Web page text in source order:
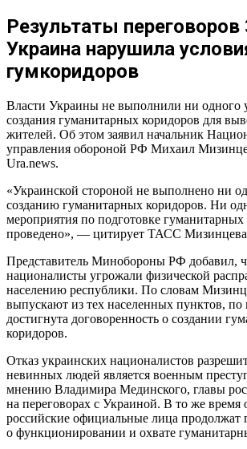
Результаты
Украина нарушила
гумкоридоров
Власти Украины не выполнили ни одного
создания гуманитарных коридоров для
жителей. Об этом заявил начальник
управления обороной РФ Михаил
Ura.news.
«Украинской стороной не выполнено ни
созданию гуманитарных коридоров. Ни
мероприятия по подготовке
проведено», — цитирует ТАСС
Представитель Минобороны РФ добавил,
националисты угрожали физической
населению республики. По словам
выпускают из тех населенных пунктов,
достигнута договоренность о создании
коридоров.
Отказ украинских националистов
невинных людей является военным
мнению Владимира Мединского, главы
на переговорах с Украиной. В то же время
российские официальные лица продолжат
о функционировании и охвате